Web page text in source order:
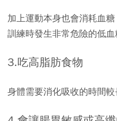
加上運動本身也會消耗血
訓練時發生非常危險的低血
3.吃高脂肪食物
身體需要消化吸收的時間較